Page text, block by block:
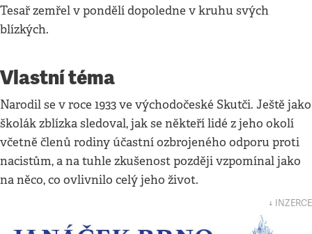
Tesař zemřel v pondělí dopoledne v kruhu svých
blízkých.
Vlastní téma
Narodil se v roce 1933 ve východočeské Skutči. Ještě jako
školák zblízka sledoval, jak se někteří lidé z jeho okolí
včetně členů rodiny účastní ozbrojeného odporu proti
nacistům, a na tuhle zkušenost později vzpomínal jako
na něco, co ovlivnilo celý jeho život.
↓ INZERCE